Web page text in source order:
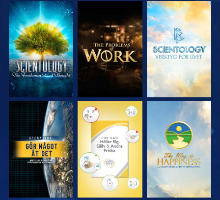
UTFORSKA
SERIEN
UTFORSKA
SERIEN
UTFORSKA
SERIEN
TITTA TITTA TITTA